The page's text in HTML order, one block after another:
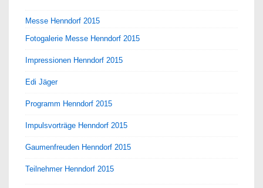
Messe Henndorf 2015
Fotogalerie Messe Henndorf 2015
Impressionen Henndorf 2015
Edi Jäger
Programm Henndorf 2015
Impulsvorträge Henndorf 2015
Gaumenfreuden Henndorf 2015
Teilnehmer Henndorf 2015